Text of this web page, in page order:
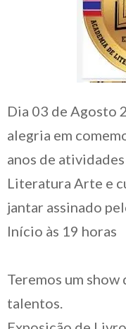
Dia 03 de Agosto
alegria em
anos de
Literatura Arte e
jantar assinado
Início às 19 horas
Teremos um show
talentos.